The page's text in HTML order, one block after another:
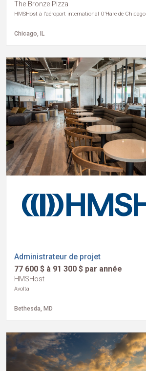
The Bronze Pizza
HMSHost à l’aéroport international O’Hare de Chicago
Chicago, IL
Administrateur de projet
77 600 $ à 91 300 $ par année
HMSHost
Avolta
Bethesda, MD